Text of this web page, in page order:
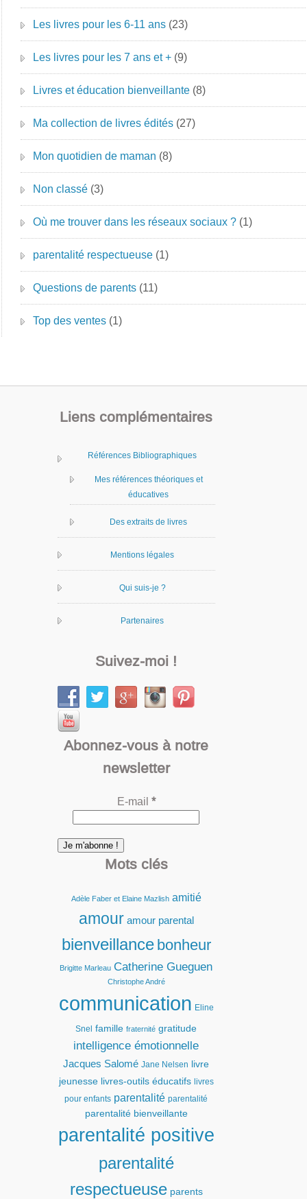
Les livres pour les 6-11 ans (23)
Les livres pour les 7 ans et + (9)
Livres et éducation bienveillante (8)
Ma collection de livres édités (27)
Mon quotidien de maman (8)
Non classé (3)
Où me trouver dans les réseaux sociaux ? (1)
parentalité respectueuse (1)
Questions de parents (11)
Top des ventes (1)
Liens complémentaires
Références Bibliographiques
Mes références théoriques et
éducatives
Des extraits de livres
Mentions légales
Qui suis-je ?
Partenaires
Suivez-moi !
Abonnez-vous à notre
newsletter
E-mail *
Mots clés
Adèle Faber et Elaine Mazlish amitié
amour amour parental
bienveillance bonheur
Brigitte Marleau Catherine Gueguen
Christophe André
communication Eline
Snel famille fraternité gratitude
intelligence émotionnelle
Jacques Salomé Jane Nelsen
livre
jeunesse livres-outils éducatifs livres
pour enfants parentalité parentalité
parentalité bienveillante
parentalité positive
parentalité
respectueuse parents